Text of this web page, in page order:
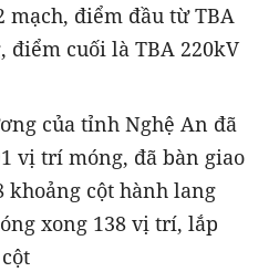
mạch, điểm đầu từ TBA
điểm cuối là TBA 220kV
của tỉnh Nghệ An đã
vị trí móng, đã bàn giao
khoảng cột hành lang
xong 138 vị trí, lắp